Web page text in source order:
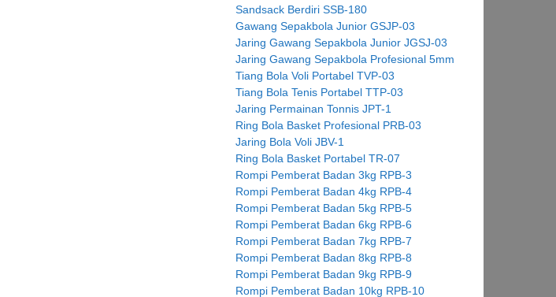
Sandsack Berdiri SSB-180
Gawang Sepakbola Junior GSJP-03
Jaring Gawang Sepakbola Junior JGSJ-03
Jaring Gawang Sepakbola Profesional 5mm
Tiang Bola Voli Portabel TVP-03
Tiang Bola Tenis Portabel TTP-03
Jaring Permainan Tonnis JPT-1
Ring Bola Basket Profesional PRB-03
Jaring Bola Voli JBV-1
Ring Bola Basket Portabel TR-07
Rompi Pemberat Badan 3kg RPB-3
Rompi Pemberat Badan 4kg RPB-4
Rompi Pemberat Badan 5kg RPB-5
Rompi Pemberat Badan 6kg RPB-6
Rompi Pemberat Badan 7kg RPB-7
Rompi Pemberat Badan 8kg RPB-8
Rompi Pemberat Badan 9kg RPB-9
Rompi Pemberat Badan 10kg RPB-10